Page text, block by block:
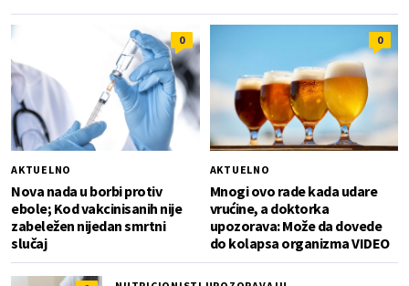
0
AKTUELNO
Nova nada u borbi protiv
ebole; Kod vakcinisanih nije
zabeležen nijedan smrtni
slučaj
0
AKTUELNO
Mnogi ovo rade kada udare
vrućine, a doktorka
upozorava: Može da dovede
do kolapsa organizma VIDEO